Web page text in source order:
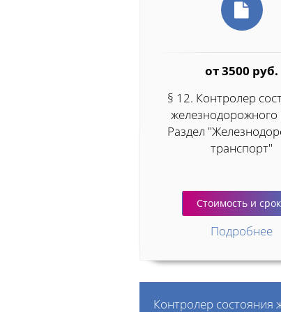
от 3500 руб.
§ 12. Контролер
железнодорожного
Раздел
транспорт"
Стоимость и
Подробнее
Контролер